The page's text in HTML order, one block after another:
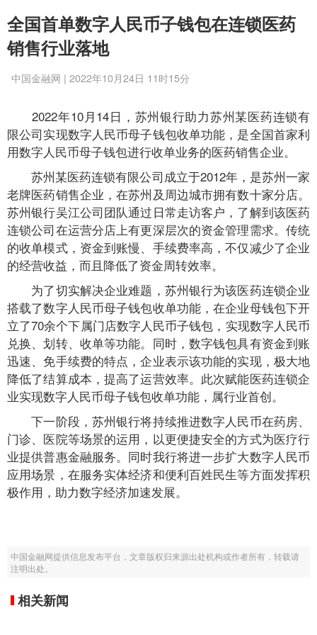
全国首单数字人民币子钱包在连锁医药
销售行业落地
中国金融网 | 2022年10月24日 11时15分
2022年10月14日，苏州银行助力苏州某医药连锁有
限公司实现数字人民币母子钱包收单功能，是全国首家利
用数字人民币母子钱包进行收单业务的医药销售企业。
苏州某医药连锁有限公司成立于2012年，是苏州一家
老牌医药销售企业，在苏州及周边城市拥有数十家分店。
苏州银行吴江公司团队通过日常走访客户，了解到该医药
连锁公司在运营分店上有更深层次的资金管理需求。传统
的收单模式，资金到账慢、手续费率高，不仅减少了企业
的经营收益，而且降低了资金周转效率。
为了切实解决企业难题，苏州银行为该医药连锁企业
搭载了数字人民币母子钱包收单功能，在企业母钱包下开
立了70余个下属门店数字人民币子钱包，实现数字人民币
兑换、划转、收单等功能。同时，数字钱包具有资金到账
迅速、免手续费的特点，企业表示该功能的实现，极大地
降低了结算成本，提高了运营效率。此次赋能医药连锁企
业实现数字人民币母子钱包收单功能，属行业首创。
下一阶段，苏州银行将持续推进数字人民币在药房、
门诊、医院等场景的运用，以更便捷安全的方式为医疗行
业提供普惠金融服务。同时我行将进一步扩大数字人民币
应用场景，在服务实体经济和便利百姓民生等方面发挥积
极作用，助力数字经济加速发展。
中国金融网提供信息发布平台，文章版权归来源出处机构或作者所有，转载请
注明出处。
相关新闻